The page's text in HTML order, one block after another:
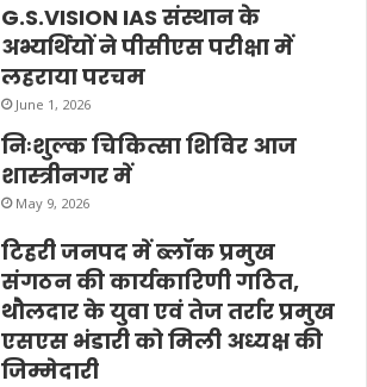
G.S.VISION IAS संस्थान के
अभ्यर्थियों ने पीसीएस परीक्षा में
लहराया परचम
June 1, 2026
निःशुल्क चिकित्सा शिविर आज
शास्त्रीनगर में
May 9, 2026
टिहरी जनपद में ब्लॉक प्रमुख
संगठन की कार्यकारिणी गठित,
थौलदार के युवा एवं तेज तर्रार प्रमुख
एसएस भंडारी को मिली अध्यक्ष की
जिम्मेदारी